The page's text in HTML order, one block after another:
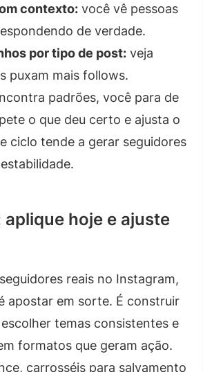
contexto: você vê pessoas
de verdade.
por tipo de post: veja
puxam mais follows.
padrões, você para de
o que deu certo e ajusta o
ciclo tende a gerar seguidores
hoje e ajuste
reais no Instagram,
apostar em sorte. É construir
temas consistentes e
formatos que geram ação.
carrosséis para salvamento